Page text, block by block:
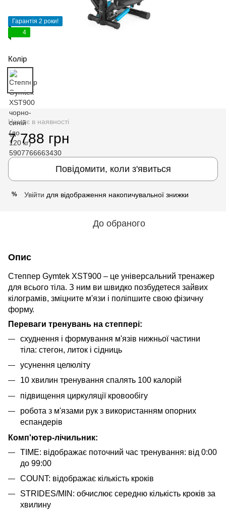
Гарантія 2 роки!
4
Колір
Немає в наявності
7 788 грн
Повідомити, коли з'явиться
% Увійти для відображення накопичувальної знижки
До обраного
Опис
Степпер Gymtek XST900 – це універсальний тренажер
для всього тіла. З ним ви швидко позбудетеся зайвих
кілограмів, зміцните м'язи і поліпшите свою фізичну
форму.
Переваги тренувань на степпері:
схуднення і формування м'язів нижньої частини
тіла: стегон, литок і сідниць
усунення целюліту
10 хвилин тренування спалять 100 калорій
підвищення циркуляції кровообігу
робота з м'язами рук з використанням опорних
еспандерів
Комп'ютер-лічильник:
TIME: відображає поточний час тренування: від 0:00
до 99:00
COUNT: відображає кількість кроків
STRIDES/MIN: обчислює середню кількість кроків за
хвилину